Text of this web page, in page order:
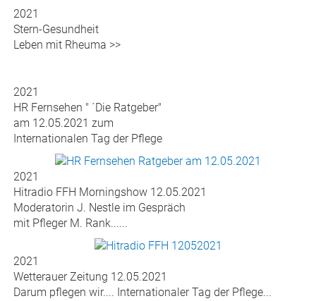
Choi >>
2021
2021
Wetterauer Zeitung 19.05.2021
Hinnerbäcker sagt Danke >>
2021
Stern-Gesundheit
Leben mit Rheuma >>
2021
HR Fernsehen " ´Die Ratgeber"